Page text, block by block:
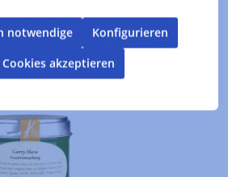
notwendige
Konfigurieren
akzeptieren